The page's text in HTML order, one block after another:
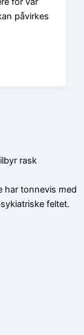
påvirkes
rask
har tonnevis med
feltet.